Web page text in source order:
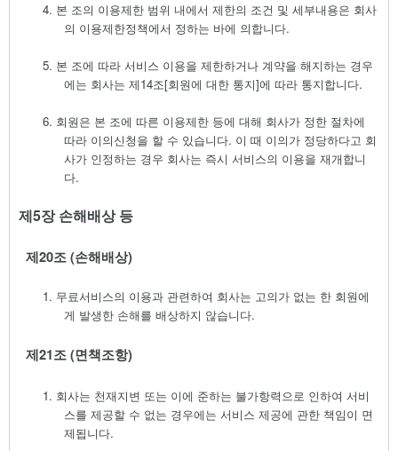
4. 본 조의 이용제한 범위 내에서 제한의 조건 및 세부내용은 회사
의 이용제한정책에서 정하는 바에 의합니다.
5. 본 조에 따라 서비스 이용을 제한하거나 계약을 해지하는 경우
에는 회사는 제14조[회원에 대한 통지]에 따라 통지합니다.
6. 회원은 본 조에 따른 이용제한 등에 대해 회사가 정한 절차에
따라 이의신청을 할 수 있습니다. 이 때 이의가 정당하다고 회
사가 인정하는 경우 회사는 즉시 서비스의 이용을 재개합니
다.
제5장 손해배상 등
제20조(손해배상)
1. 무료서비스의 이용과 관련하여 회사는 고의가 없는 한 회원에
게 발생한 손해를 배상하지 않습니다.
제21조(면책조항)
1. 회사는 천재지변 또는 이에 준하는 불가항력으로 인하여 서비
스를 제공할 수 없는 경우에는 서비스 제공에 관한 책임이 면
제됩니다.